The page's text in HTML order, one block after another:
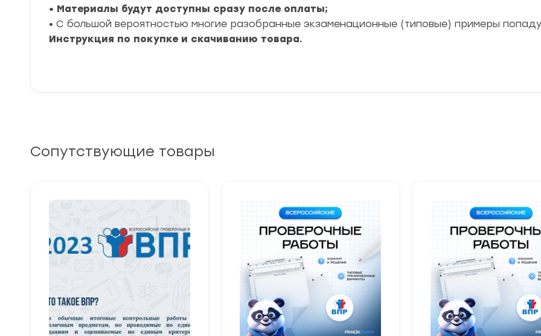
• Материалы будут доступны сразу после оплаты;
• С большой вероятностью многие разобранные экзаменационные (типовые) примеры
Инструкция по покупке и скачиванию товара.
Сопутствующие товары